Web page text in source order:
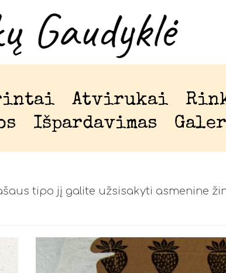
Atvirukai
Išpardavimas
tipo jį galite užsisakyti asmenine